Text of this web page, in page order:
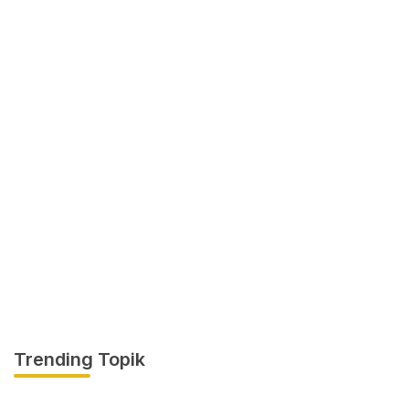
Trending Topik